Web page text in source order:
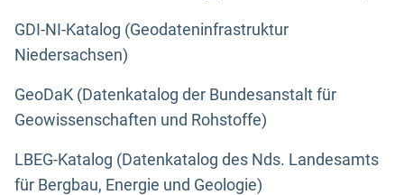
GDI-NI-Katalog (Geodateninfrastruktur
Niedersachsen)
GeoDaK (Datenkatalog der Bundesanstalt für
Geowissenschaften und Rohstoffe)
LBEG-Katalog (Datenkatalog des Nds. Landesamts
für Bergbau, Energie und Geologie)